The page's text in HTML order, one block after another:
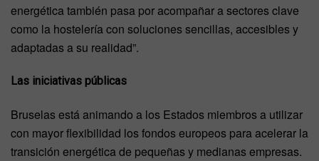
energética también pasa por acompañar a sectores clave
como la hostelería con soluciones sencillas, accesibles y
adaptadas a su realidad”.
Las iniciativas públicas
Bruselas está animando a los Estados miembros a utilizar
con mayor flexibilidad los fondos europeos para acelerar la
transición energética de pequeñas y medianas empresas.